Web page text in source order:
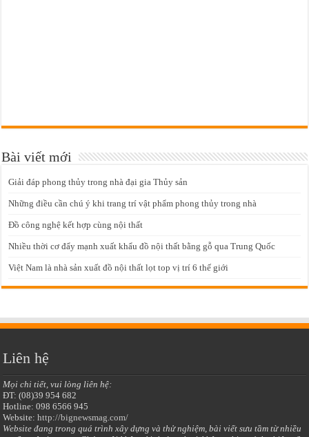
Bài viết mới
Giải đáp phong thủy trong nhà đại gia Thủy sản
Những điều cần chú ý khi trang trí vật phẩm phong thủy trong nhà
Đồ công nghệ kết hợp cùng nội thất
Nhiều thời cơ đẩy mạnh xuất khẩu đồ nội thất bằng gỗ qua Trung Quốc
Việt Nam là nhà sản xuất đồ nội thất lọt top vị trí 6 thế giới
Liên hệ
Mọi chi tiết, vui lòng liên hệ:
ĐT: (08)39 954 682
Hotline: 098 6566 945
Website:http://bignewsmag.com/
Website đang trong quá trình xây dựng và thử nghiệm, bài viết sưu tầm từ nhiều